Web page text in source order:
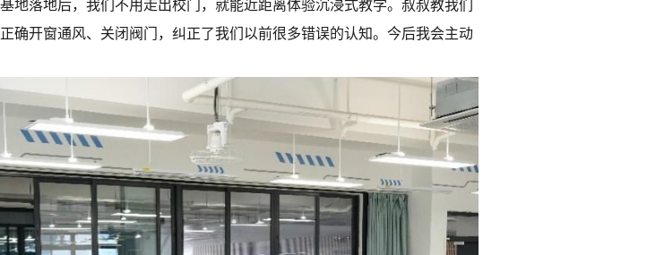
地落地后，我们不用走出校门，就能近距离体验沉浸式教学。叔叔教我们
确开窗通风、关闭阀门，纠正了我们以前很多错误的认知。今后我会主动